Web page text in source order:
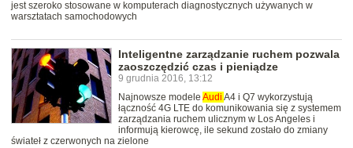
jest szeroko stosowane w komputerach diagnostycznych używanych w
warsztatach samochodowych
Inteligentne zarządzanie ruchem pozwala
zaoszczędzić czas i pieniądze
9 grudnia 2016, 13:12
Najnowsze modele Audi A4 i Q7 wykorzystują
łączność 4G LTE do komunikowania się z systemem
zarządzania ruchem ulicznym w Los Angeles i
informują kierowcę, ile sekund zostało do zmiany
świateł z czerwonych na zielone